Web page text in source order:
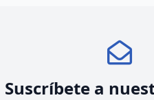
Suscríbete a